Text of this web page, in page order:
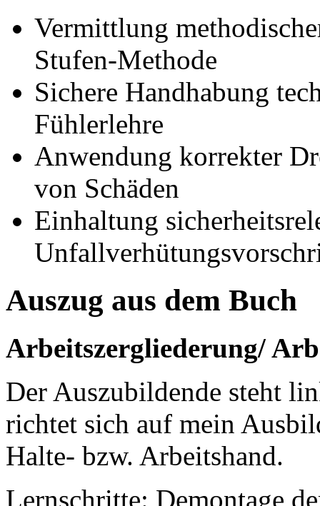
Vermittlung
Stufen-Methode
Sichere Handhabung
Fühlerlehre
Anwendung korrekter
von Schäden
Einhaltung
Auszug aus dem Buch
Arbeitszergliederung/
Der Auszubildende steht
richtet sich auf mein
Halte- bzw. Arbeitshand.
Lernschritte: Demontage